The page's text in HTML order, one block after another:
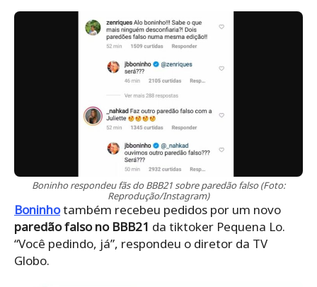
Boninho respondeu fãs do BBB21 sobre paredão falso (Foto:
Reprodução/Instagram)
Boninhotambém recebeu pedidos por um novo
paredão falso no BBB21 da tiktoker Pequena Lo.
“Você pedindo, já”, respondeu o diretor da TV
Globo.